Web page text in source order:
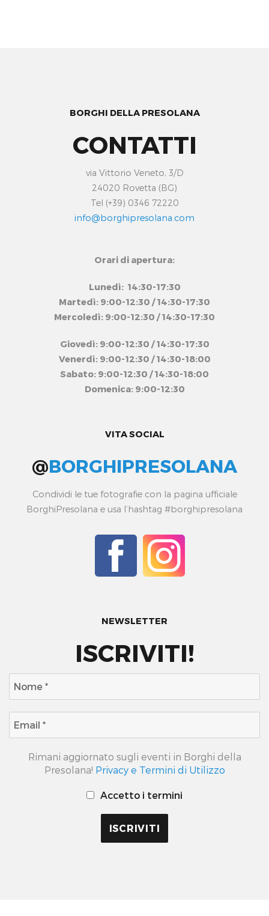
BORGHI DELLA PRESOLANA
CONTATTI
via Vittorio Veneto, 3/D
24020 Rovetta (BG)
Tel (+39) 0346 72220
info@borghipresolana.com
Orari di apertura:
Lunedì: 14:30-17:30
Martedì: 9:00-12:30 / 14:30-17:30
Mercoledì: 9:00-12:30 / 14:30-17:30
Giovedì: 9:00-12:30 / 14:30-17:30
Venerdì: 9:00-12:30 / 14:30-18:00
Sabato: 9:00-12:30 / 14:30-18:00
Domenica: 9:00-12:30
VITA SOCIAL
@BORGHIPRESOLANA
Condividi le tue fotografie con la pagina ufficiale
BorghiPresolana e usa l’hashtag #borghipresolana
NEWSLETTER
ISCRIVITI!
Rimani aggiornato sugli eventi in Borghi della
Presolana! Privacy e Termini di Utilizzo
Accetto i termini